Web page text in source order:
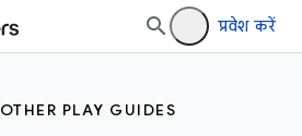
प्रवेश करें
OTHER PLAY GUIDES